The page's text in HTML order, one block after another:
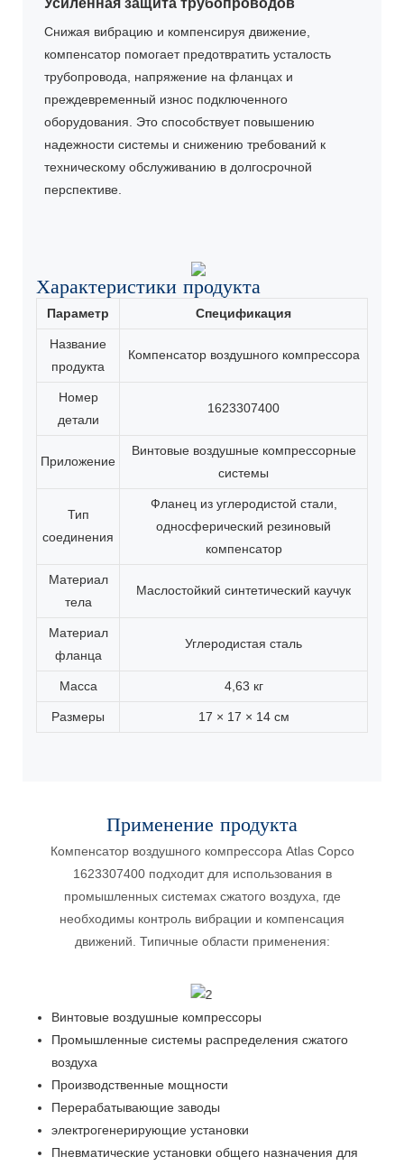
Снижая вибрацию и компенсируя движение,
компенсатор помогает предотвратить усталость
трубопровода, напряжение на фланцах и
преждевременный износ подключенного
оборудования. Это способствует повышению
надежности системы и снижению требований к
техническому обслуживанию в долгосрочной
перспективе.
Характеристики продукта
Параметр Спецификация
Название
продукта
Компенсатор воздушного компрессора
Номер
детали
1623307400
Приложение
Винтовые воздушные компрессорные
системы
Тип
соединения
Фланец из углеродистой стали,
односферический резиновый
компенсатор
Материал
тела
Маслостойкий синтетический каучук
Материал
фланца
Углеродистая сталь
Масса 4,63 кг
Размеры 17 × 17 × 14 см
Применение продукта
Компенсатор воздушного компрессора Atlas Copco
1623307400 подходит для использования в
промышленных системах сжатого воздуха, где
необходимы контроль вибрации и компенсация
движений. Типичные области применения:
Винтовые воздушные компрессоры
Промышленные системы распределения сжатого
воздуха
Производственные мощности
Перерабатывающие заводы
электрогенерирующие установки
Пневматические установки общего назначения для